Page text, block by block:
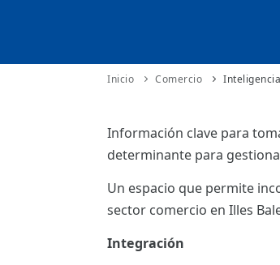
INTERNACIONALIZACIÓN
Inicio Comercio
Información clave para
determinante para
Un espacio que permite
sector comercio en Illes
Integración